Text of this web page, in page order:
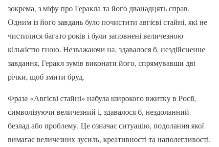
зокрема, з міфу про Геракла та його дванадцять справ.
Одним із його завдань було почистити авгієві стайні, які не
чистилися багато років і були заповнені величезною
кількістю гною. Незважаючи на, здавалося б, нездійсненне
завдання, Геракл зумів виконати його, спрямувавши дві
річки, щоб змити бруд.
Фраза «Авгієві стайні» набула широкого вжитку в Росії,
символізуючи величезний і, здавалося б, нездоланний
безлад або проблему. Це означає ситуацію, подолання якої
вимагає величезних зусиль, креативності та наполегливості.